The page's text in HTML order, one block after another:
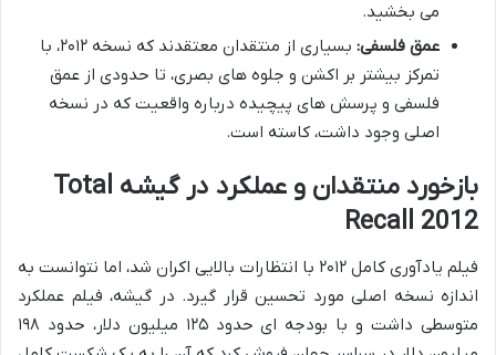
می بخشید.
عمق فلسفی:
بسیاری از منتقدان معتقدند که نسخه ۲۰۱۲، با
تمرکز بیشتر بر اکشن و جلوه های بصری، تا حدودی از عمق
فلسفی و پرسش های پیچیده درباره واقعیت که در نسخه
اصلی وجود داشت، کاسته است.
بازخورد منتقدان و عملکرد در گیشه Total
Recall 2012
فیلم یادآوری کامل ۲۰۱۲ با انتظارات بالایی اکران شد، اما نتوانست به
اندازه نسخه اصلی مورد تحسین قرار گیرد. در گیشه، فیلم عملکرد
متوسطی داشت و با بودجه ای حدود ۱۲۵ میلیون دلار، حدود ۱۹۸